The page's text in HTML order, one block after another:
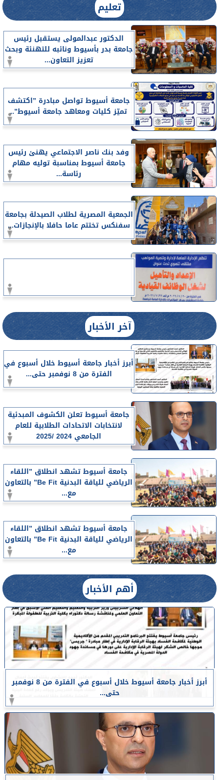
تعليم
الدكتور عبدالمولى يستقبل رئيس
جامعة بدر بأسيوط ونائبه للتهنئة وبحث
تعزيز التعاون...
جامعة أسيوط تواصل مبادرة ”اكتشف
تميّز كليات ومعاهد جامعة أسيوط”..
وفد بنك ناصر الاجتماعي يهنئ رئيس
جامعة أسيوط بمناسبة توليه مهام
رئاسة...
الجمعية المصرية لطلاب الصيدلة بجامعة
سفنكس تختتم عاما حافلا بالإنجازات...
آخر الأخبار
أبرز أخبار جامعة أسيوط خلال أسبوع في
الفترة من 8 نوفمبر حتى...
جامعة أسيوط تعلن الكشوف المبدئية
لانتخابات الاتحادات الطلابية للعام
الجامعي 2024 /2025
جامعة أسيوط تشهد انطلاق ”اللقاء
الرياضي للياقة البدنية Be Fit” بالتعاون
مع...
جامعة أسيوط تشهد انطلاق ”اللقاء
الرياضي للياقة البدنية Be Fit” بالتعاون
مع...
أهم الأخبار
أبرز أخبار جامعة أسيوط خلال أسبوع في الفترة من 8 نوفمبر
حتى...